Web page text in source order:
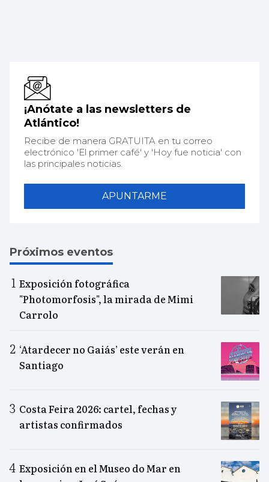
¡Anótate a las newsletters de
Atlántico!
Recibe de manera GRATUITA en tu correo
electrónico 'El primer café' y 'Hoy fue noticia' con
las principales noticias.
APUNTARME
Próximos eventos
Exposición fotográfica
"Photomorfosis", la mirada de Mimi
Carrolo
‘Atardecer no Gaiás’ este verán en
Santiago
Costa Feira 2026: cartel, fechas y
artistas confirmados
Exposición en el Museo do Mar en